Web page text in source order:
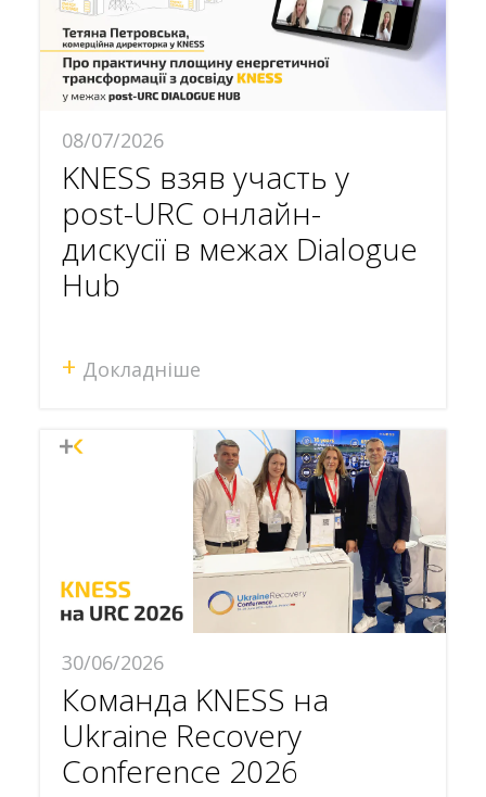
08/07/2026
KNESS взяв участь у
post-URC онлайн-
дискусії в межах Dialogue
Hub
+ Докладніше
30/06/2026
Команда KNESS на
Ukraine Recovery
Conference 2026